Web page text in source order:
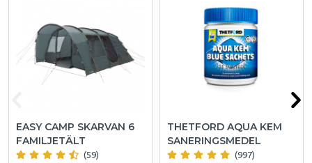
EASY CAMP SKARVAN 6
FAMILJETÄLT
(59)
THETFORD AQUA KEM
SANERINGSMEDEL
(997)